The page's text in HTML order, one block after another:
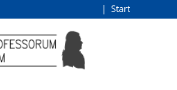
Start